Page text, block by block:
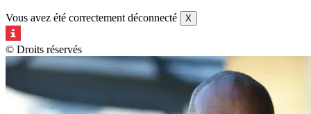
Vous avez été correctement déconnecté X
© Droits réservés